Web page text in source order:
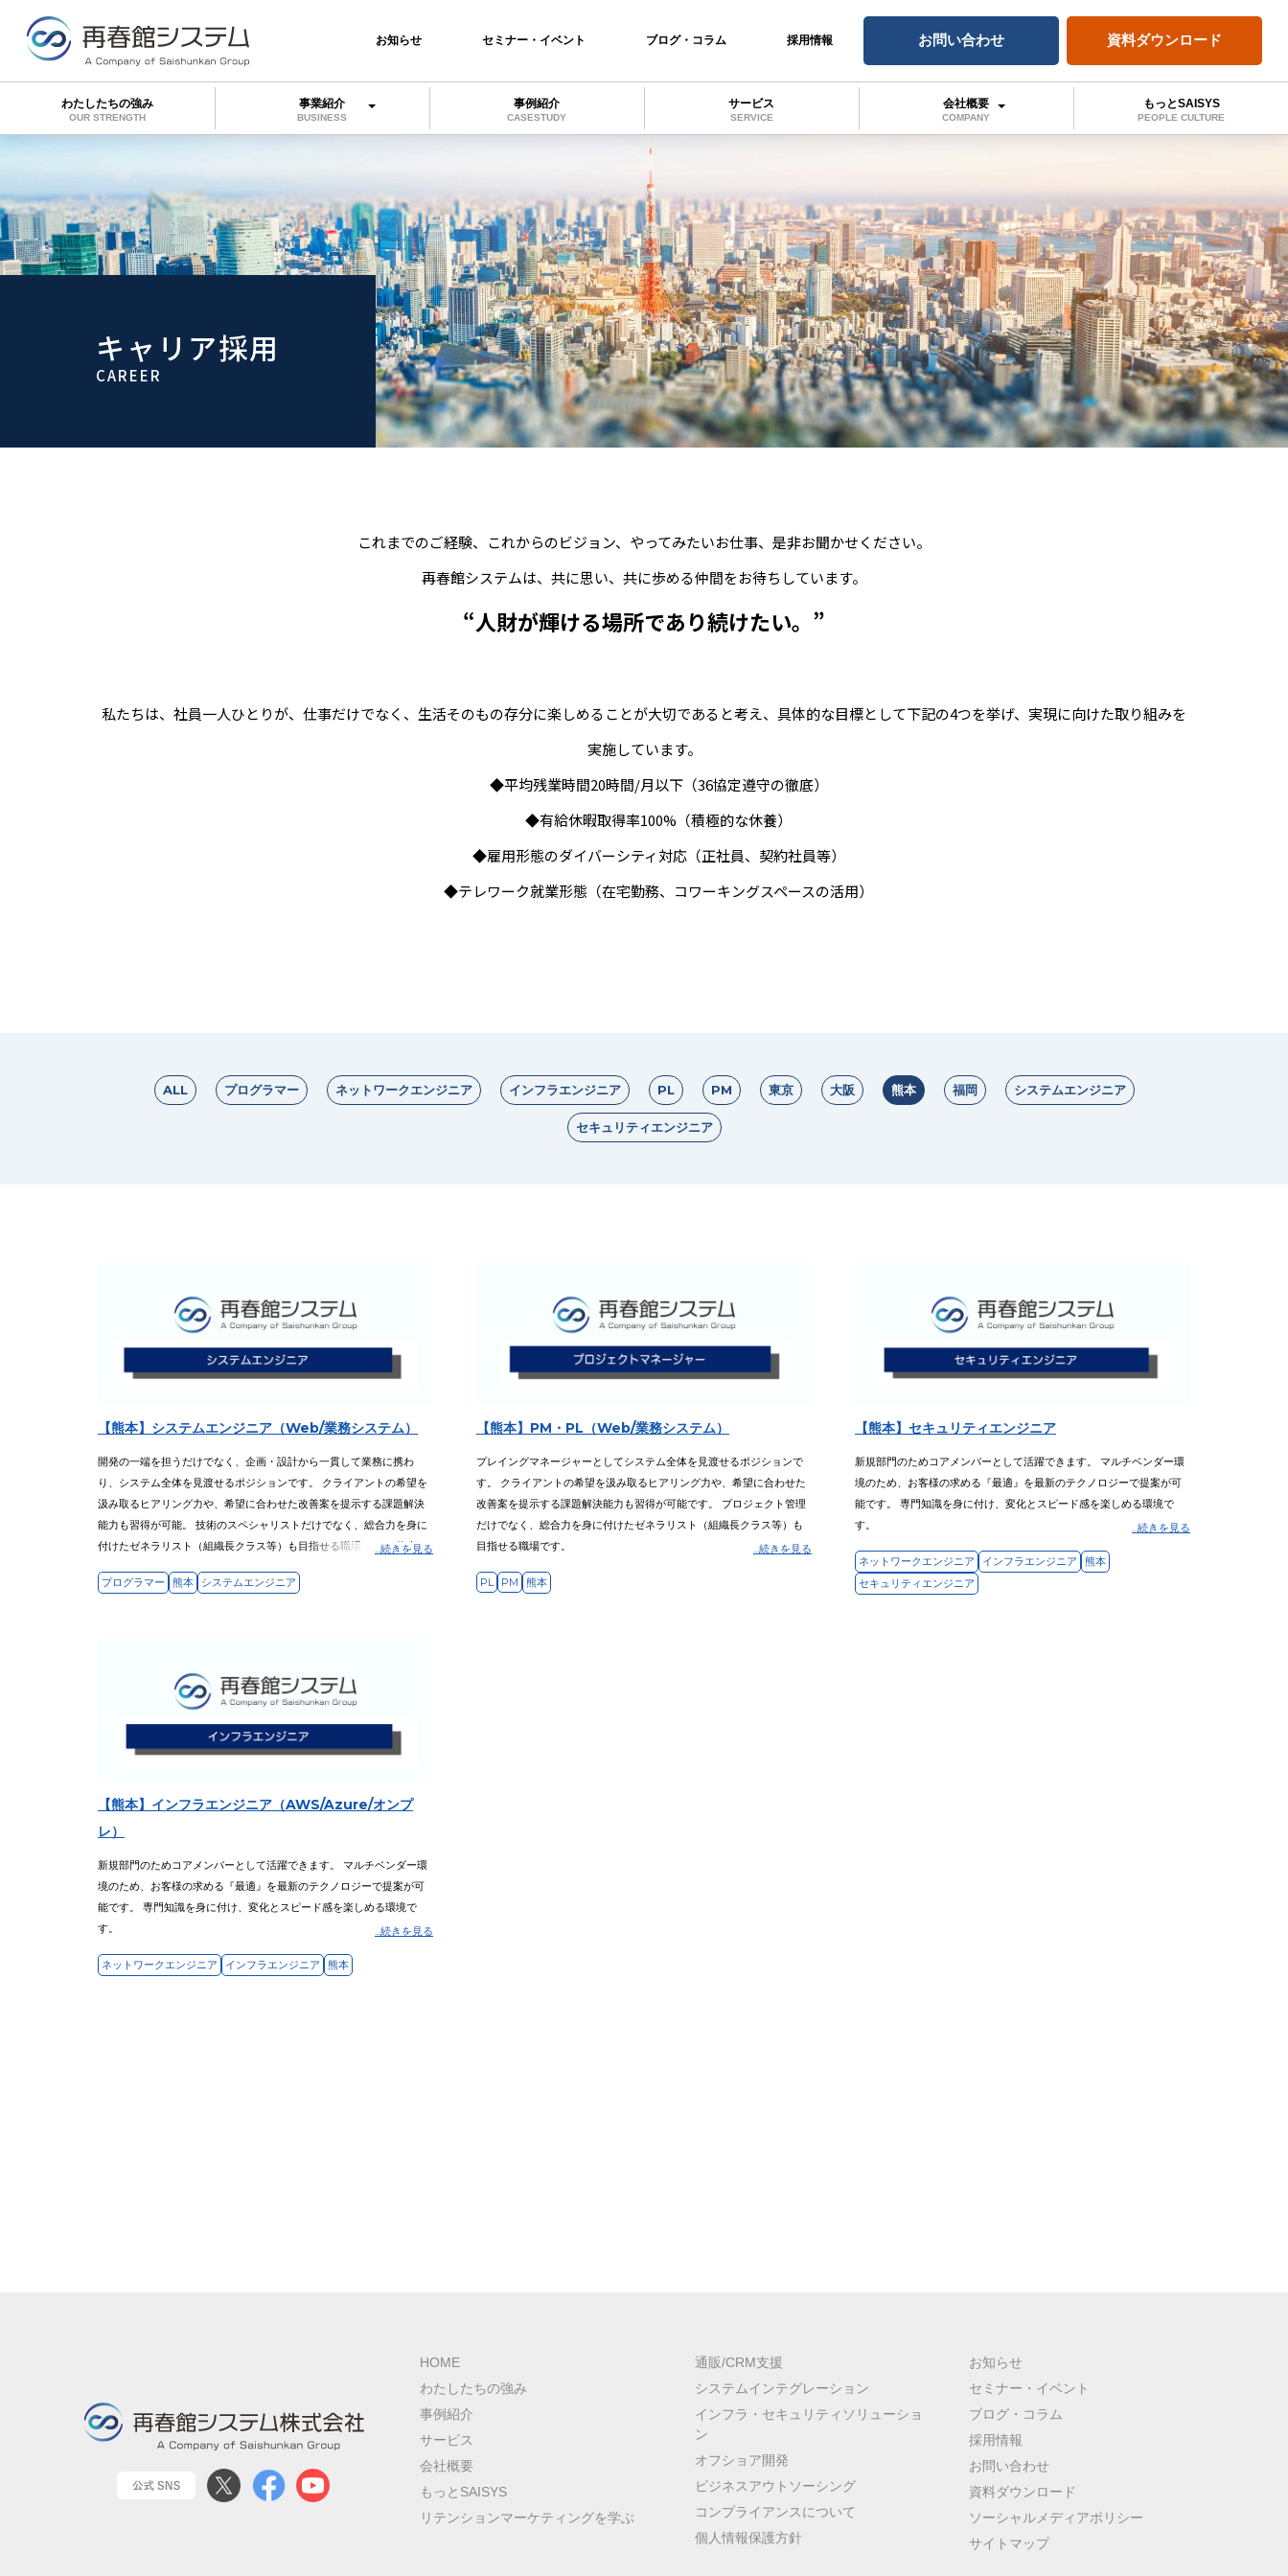
お知らせ セミナー・イベント ブログ・コラム 採用情報 お問い合わせ 資料ダウンロード
わたしたちの強み
OUR STRENGTH
事業紹介
BUSINESS
事例紹介
CASESTUDY
サービス
SERVICE
会社概要
COMPANY
もっとSAISYS
PEOPLE CULTURE
キャリア採用
CAREER
これまでのご経験、これからのビジョン、やってみたいお仕事、是非お聞かせください。
再春館システムは、共に思い、共に歩める仲間をお待ちしています。
“人財が輝ける場所であり続けたい。”
私たちは、社員一人ひとりが、仕事だけでなく、生活そのもの存分に楽しめることが大切であると考え、具体的な目標として下記の4つを挙げ、実現に向けた取り組みを
実施しています。
◆平均残業時間20時間/月以下（36協定遵守の徹底）
◆有給休暇取得率100%（積極的な休養）
◆雇用形態のダイバーシティ対応（正社員、契約社員等）
◆テレワーク就業形態（在宅勤務、コワーキングスペースの活用）
ALL プログラマー ネットワークエンジニア インフラエンジニア PL PM 東京 大阪 熊本 福岡 システムエンジニア
セキュリティエンジニア
【熊本】システムエンジニア（Web/業務システム）
開発の一端を担うだけでなく、企画・設計から一貫して業務に携わ
り、システム全体を見渡せるポジションです。 クライアントの希望を
汲み取るヒアリング力や、希望に合わせた改善案を提示する課題解決
能力も習得が可能。 技術のスペシャリストだけでなく、総合力を身に
付けたゼネラリスト（組織長クラス等）も目指せる職場です。 将来的
...続きを見る
プログラマー 熊本 システムエンジニア
【熊本】PM・PL（Web/業務システム）
プレイングマネージャーとしてシステム全体を見渡せるポジションで
す。 クライアントの希望を汲み取るヒアリング力や、希望に合わせた
改善案を提示する課題解決能力も習得が可能です。 プロジェクト管理
だけでなく、総合力を身に付けたゼネラリスト（組織長クラス等）も
目指せる職場です。
...続きを見る
PL PM 熊本
【熊本】セキュリティエンジニア
新規部門のためコアメンバーとして活躍できます。 マルチベンダー環
境のため、お客様の求める『最適』を最新のテクノロジーで提案が可
能です。 専門知識を身に付け、変化とスピード感を楽しめる環境で
す。
...続きを見る
ネットワークエンジニア インフラエンジニア
熊本
セキュリティエンジニア
【熊本】インフラエンジニア（AWS/Azure/オンプ
レ）
新規部門のためコアメンバーとして活躍できます。 マルチベンダー環
境のため、お客様の求める『最適』を最新のテクノロジーで提案が可
能です。 専門知識を身に付け、変化とスピード感を楽しめる環境で
す。
...続きを見る
ネットワークエンジニア インフラエンジニア 熊本
HOME
わたしたちの強み
事例紹介
サービス
会社概要
もっとSAISYS
リテンションマーケティングを学ぶ
通販/CRM支援
システムインテグレーション
インフラ・セキュリティソリューショ
ン
オフショア開発
ビジネスアウトソーシング
コンプライアンスについて
個人情報保護方針
お知らせ
セミナー・イベント
ブログ・コラム
採用情報
お問い合わせ
資料ダウンロード
ソーシャルメディアポリシー
サイトマップ